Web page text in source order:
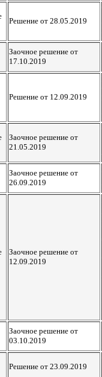
Решение от 28.05.2019
Заочное решение от
17.10.2019
Решение от 12.09.2019
Заочное решение от
21.05.2019
Заочное решение от
26.09.2019
Заочное решение от
12.09.2019
Заочное решение от
03.10.2019
Решение от 23.09.2019